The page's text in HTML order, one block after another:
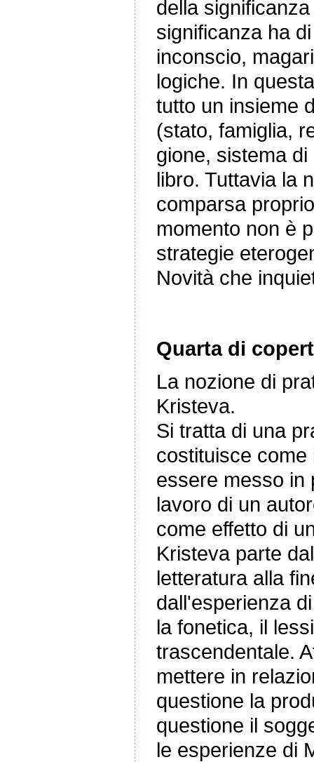
della
significanza ha
inconscio,
logiche. In
tutto un insieme
(stato, famiglia,
gione, sistema
libro. Tuttavia la
comparsa
momento non è
strategie
Novità che
Quarta di
La nozione di
Kristeva.
Si tratta di una
costituisce
essere messo in
lavoro di un
come effetto di
Kristeva parte
letteratura alla
dall'esperienza
la fonetica, il
trascendentale.
mettere in
questione la
questione il
le esperienze di